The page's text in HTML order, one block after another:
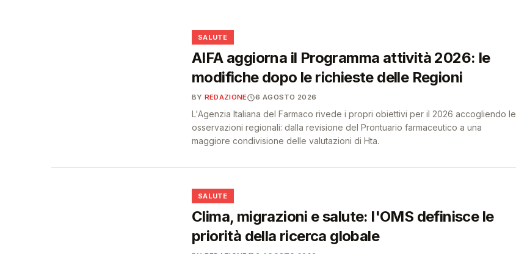
SALUTE
AIFA aggiorna il Programma attività 2026: le
modifiche dopo le richieste delle Regioni
BY REDAZIONE 6 AGOSTO 2026
L'Agenzia Italiana del Farmaco rivede i propri obiettivi per il 2026 accogliendo le
osservazioni regionali: dalla revisione del Prontuario farmaceutico a una
maggiore condivisione delle valutazioni di Hta.
SALUTE
Clima, migrazioni e salute: l'OMS definisce le
priorità della ricerca globale